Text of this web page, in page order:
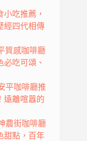
小吃推薦，
經四代相傳
質感咖啡廳
吃可頌、
平咖啡廳推
遠離喧囂的
農街咖啡廳
甜點，百年